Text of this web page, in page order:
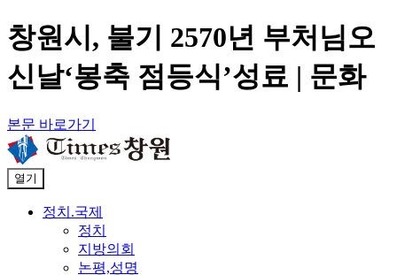
창원시, 불기 2570년 부처님오
신날‘봉축 점등식’성료 | 문화
본문 바로가기
열기
정치.국제
정치
지방의회
논평,성명